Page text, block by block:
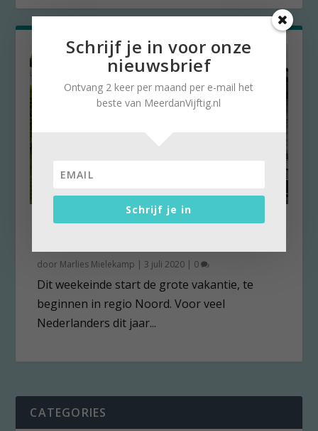
Vakantie in caravan:
door Marlies Mielekamp 3 juli 2020 0
Dit weekeinde start de grote vakantie, te
beginnen in regio Noord. Voor veel
Nederlanders dit jaar...
CATEGORIES
Schrijf je in voor onze
nieuwsbrief
Ontvang 2 keer per maand per e-mail het
beste van MeerdanVijftig.nl
Schrijf je in